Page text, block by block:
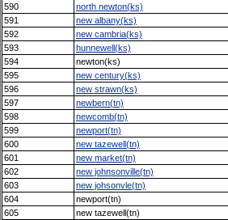
590
north newton(ks)
591
new albany(ks)
592
new cambria(ks)
593
hunnewell(ks)
594
newton(ks)
595
new century(ks)
596
new strawn(ks)
597
newbern(tn)
598
newcomb(tn)
599
newport(tn)
600
new tazewell(tn)
601
new market(tn)
602
new johnsonville(tn)
603
new johsonvle(tn)
604
newport(tn)
605
new tazewell(tn)